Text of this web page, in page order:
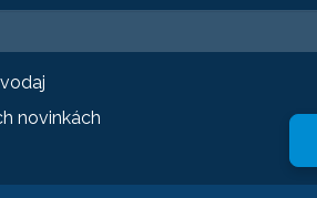
novinkách